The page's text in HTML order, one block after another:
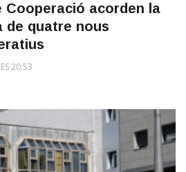
Cooperació acorden la
de quatre nous
20:53